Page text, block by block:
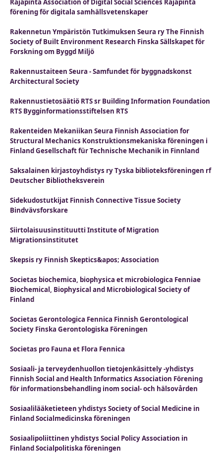
Rajapinta Association of Digital Social Sciences Rajapinta
förening för digitala samhällsvetenskaper
Rakennetun Ympäristön Tutkimuksen Seura ry The Finnish
Society of Built Environment Research Finska Sällskapet för
Forskning om Byggd Miljö
Rakennustaiteen Seura - Samfundet för byggnadskonst
Architectural Society
Rakennustietosäätiö RTS sr Building Information Foundation
RTS Bygginformationsstiftelsen RTS
Rakenteiden Mekaniikan Seura Finnish Association for
Structural Mechanics Konstruktionsmekaniska föreningen i
Finland Gesellschaft für Technische Mechanik in Finnland
Saksalainen kirjastoyhdistys ry Tyska biblioteksföreningen rf
Deutscher Bibliotheksverein
Sidekudostutkijat Finnish Connective Tissue Society
Bindvävsforskare
Siirtolaisuusinstituutti Institute of Migration
Migrationsinstitutet
Skepsis ry Finnish Skeptics&apos; Association
Societas biochemica, biophysica et microbiologica Fenniae
Biochemical, Biophysical and Microbiological Society of
Finland
Societas Gerontologica Fennica Finnish Gerontological
Society Finska Gerontologiska Föreningen
Societas pro Fauna et Flora Fennica
Sosiaali- ja terveydenhuollon tietojenkäsittely -yhdistys
Finnish Social and Health Informatics Association Förening
för informationsbehandling inom social- och hälsovården
Sosiaalilääketieteen yhdistys Society of Social Medicine in
Finland Socialmedicinska föreningen
Sosiaalipoliittinen yhdistys Social Policy Association in
Finland Socialpolitiska föreningen